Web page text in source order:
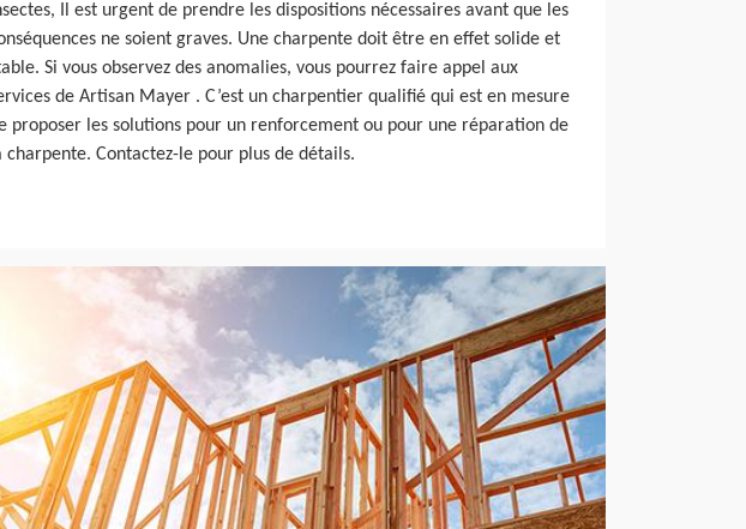
Il est urgent de prendre les dispositions nécessaires avant que les
ne soient graves. Une charpente doit être en effet solide et
Si vous observez des anomalies, vous pourrez faire appel aux
de Artisan Mayer . C’est un charpentier qualifié qui est en mesure
proposer les solutions pour un renforcement ou pour une réparation de
charpente. Contactez-le pour plus de détails.